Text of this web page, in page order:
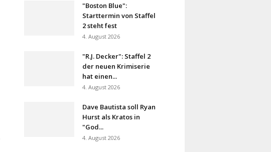
"Boston Blue":
Starttermin von Staffel
2 steht fest
4. August 2026
"R.J. Decker": Staffel 2
der neuen Krimiserie
hat einen...
4. August 2026
Dave Bautista soll Ryan
Hurst als Kratos in
"God...
4. August 2026